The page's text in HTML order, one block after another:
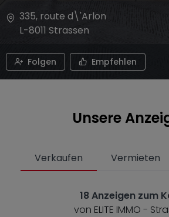
335, route d\'Arlon
L-8011 Strassen
Folgen Empfehlen
Unsere
Verkaufen Vermieten
18 Anzeigen zum
von ELITE IMMO -